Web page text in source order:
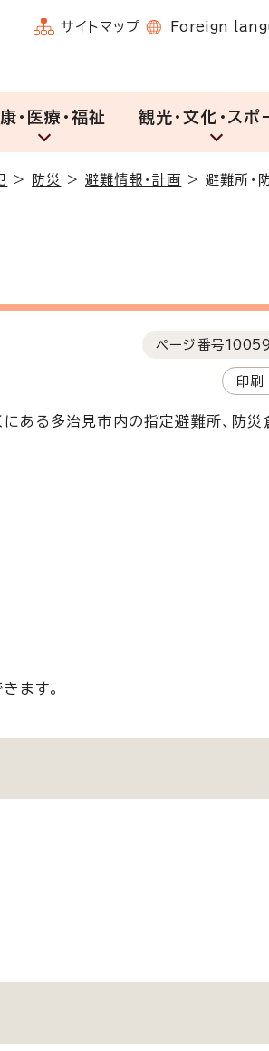
サイトマップ Foreign
・医療・福祉 観光・文化・スポ
> 防災 >避難情報・計画 >避難所・
ページ番号
印刷
ある多治見市内の指定避難所、防災
ます。